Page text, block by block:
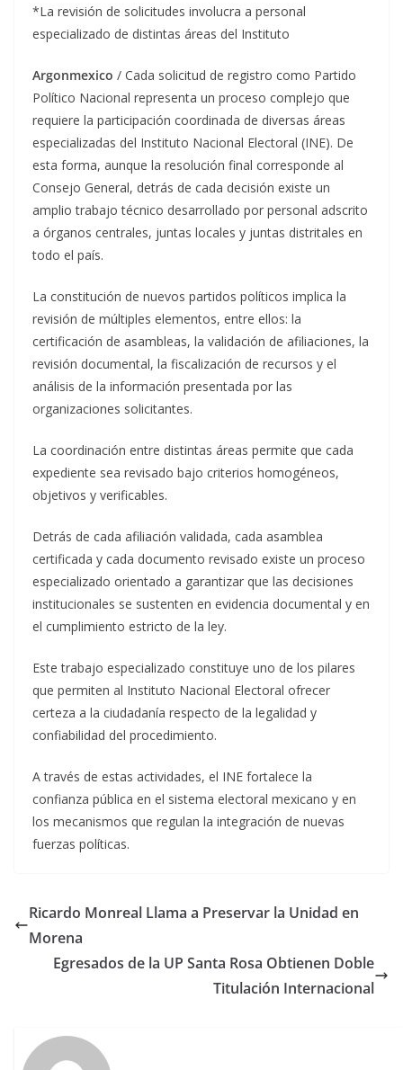
*La revisión de solicitudes involucra a personal
especializado de distintas áreas del Instituto
Argonmexico / Cada solicitud de registro como Partido
Político Nacional representa un proceso complejo que
requiere la participación coordinada de diversas áreas
especializadas del Instituto Nacional Electoral (INE). De
esta forma, aunque la resolución final corresponde al
Consejo General, detrás de cada decisión existe un
amplio trabajo técnico desarrollado por personal adscrito
a órganos centrales, juntas locales y juntas distritales en
todo el país.
La constitución de nuevos partidos políticos implica la
revisión de múltiples elementos, entre ellos: la
certificación de asambleas, la validación de afiliaciones, la
revisión documental, la fiscalización de recursos y el
análisis de la información presentada por las
organizaciones solicitantes.
La coordinación entre distintas áreas permite que cada
expediente sea revisado bajo criterios homogéneos,
objetivos y verificables.
Detrás de cada afiliación validada, cada asamblea
certificada y cada documento revisado existe un proceso
especializado orientado a garantizar que las decisiones
institucionales se sustenten en evidencia documental y en
el cumplimiento estricto de la ley.
Este trabajo especializado constituye uno de los pilares
que permiten al Instituto Nacional Electoral ofrecer
certeza a la ciudadanía respecto de la legalidad y
confiabilidad del procedimiento.
A través de estas actividades, el INE fortalece la
confianza pública en el sistema electoral mexicano y en
los mecanismos que regulan la integración de nuevas
fuerzas políticas.
Ricardo Monreal Llama a Preservar la Unidad en
Morena
Egresados de la UP Santa Rosa Obtienen Doble
Titulación Internacional